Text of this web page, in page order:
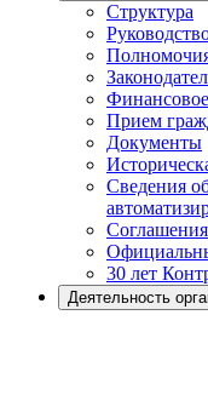
Структура
Прием
Документы
Сведения
Соглашения
30 лет
Деятельность